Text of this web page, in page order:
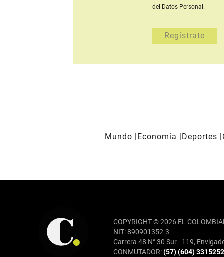
del Datos Personal.
Mundo Economía Deportes
COPYRIGHT © 2026 EL
NIT: 890901352-3
Carrera 48 N° 30 Sur - 119,
CONMUTADOR:(57) (604) 3315252